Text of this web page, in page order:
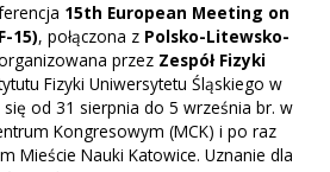
15th European Meeting on
15), połączona z Polsko-Litewsko-
przez Zespół Fizyki
Fizyki Uniwersytetu Śląskiego w
się od 31 sierpnia do 5 września br. w
Kongresowym (MCK) i po raz
Mieście Nauki Katowice. Uznanie dla